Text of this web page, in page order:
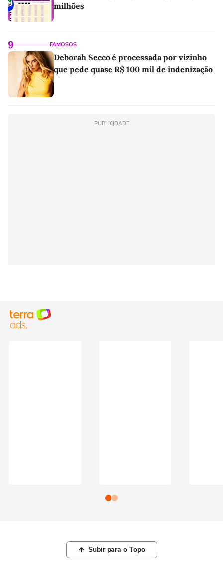
milhões
9 FAMOSOS
Deborah Secco é processada por vizinho
que pede quase R$ 100 mil de indenização
PUBLICIDADE
Subir para o Topo